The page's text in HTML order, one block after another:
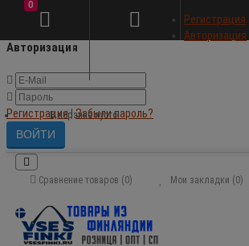
Авторизация
Регистрация|Забыли пароль?
Мои закладки (0)
Сравнение товаров (0)
Регистрация
Авторизация
0
В корзине пусто!